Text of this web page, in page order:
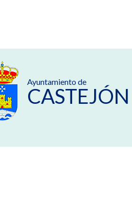
Ayuntamiento de